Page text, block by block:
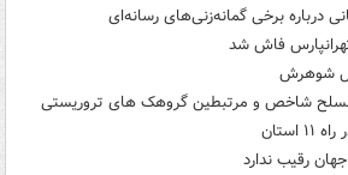
درباره برخی گمانه‌زنی‌های رسانه‌ای
شوهرش
رقیب ندارد